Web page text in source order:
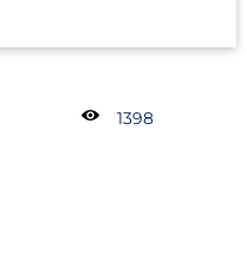
1398